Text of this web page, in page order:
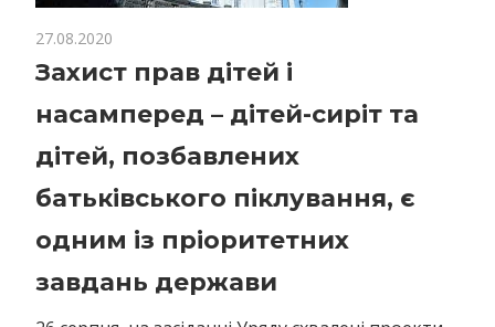
27.08.2020
Захист прав дітей і
насамперед – дітей-сиріт та
дітей, позбавлених
батьківського піклування, є
одним із пріоритетних
завдань держави